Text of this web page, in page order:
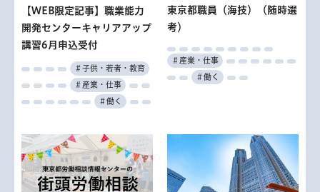
【WEB限定記事】職業能力
開発センターキャリアアップ
講習6月申込受付
＃子供・若者・教育
＃産業・仕事
＃働く
東京都職員（海技）（随時選
考）
＃産業・仕事
＃働く